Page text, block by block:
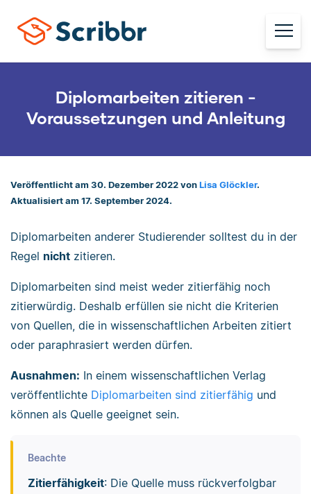
Diplomarbeiten zitieren -
Voraussetzungen und Anleitung
Veröffentlicht am 30. Dezember 2022 von Lisa Glöckler.
Aktualisiert am 17. September 2024.
Diplomarbeiten anderer Studierender solltest du in der
Regel nicht zitieren.
Diplomarbeiten sind meist weder zitierfähig noch
zitierwürdig. Deshalb erfüllen sie nicht die Kriterien
von Quellen, die in wissenschaftlichen Arbeiten zitiert
oder paraphrasiert werden dürfen.
Ausnahmen: In einem wissenschaftlichen Verlag
veröffentlichte Diplomarbeiten sind zitierfähig und
können als Quelle geeignet sein.
Beachte
Zitierfähigkeit: Die Quelle muss rückverfolgbar